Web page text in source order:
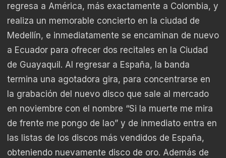
regresa a América, más exactamente a Colombia, y
realiza un memorable concierto en la ciudad de
Medellín, e inmediatamente se encaminan de nuevo
a Ecuador para ofrecer dos recitales en la Ciudad
de Guayaquil. Al regresar a España, la banda
termina una agotadora gira, para concentrarse en
la grabación del nuevo disco que sale al mercado
en noviembre con el nombre “Si la muerte me mira
de frente me pongo de lao” y de inmediato entra en
las listas de los discos más vendidos de España,
obteniendo nuevamente disco de oro. Además de